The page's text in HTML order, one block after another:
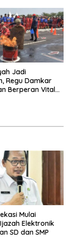
Jadi
Regu Damkar
Berperan Vital
Mulai
Elektronik
SD dan SMP